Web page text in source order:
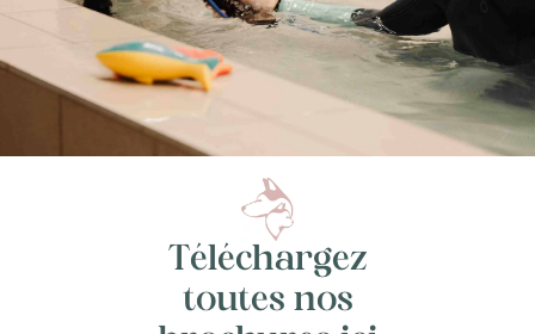
Téléchargez
toutes nos